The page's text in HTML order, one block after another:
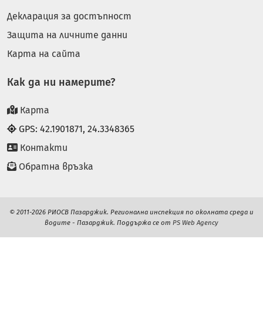
Декларация за достъпност
Защита на личните данни
Карта на сайта
Как да ни намерите?
Карта
GPS: 42.1901871, 24.3348365
Контакти
Обратна връзка
© 2011-2026 РИОСВ Пазарджик. Регионална инспекция по околната среда и
водите - Пазарджик. Поддържа се от PS Web Agency